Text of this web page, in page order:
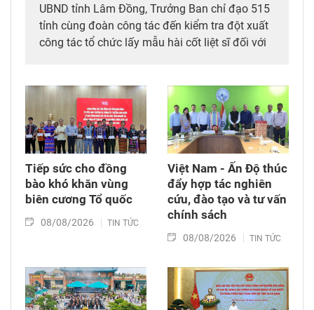
UBND tỉnh Lâm Đồng, Trưởng Ban chỉ đạo 515
tỉnh cùng đoàn công tác đến kiểm tra đột xuất
công tác tổ chức lấy mẫu hài cốt liệt sĩ đối với
thời tặng quà cho cán bộ, chiến sĩ tham gia
công tác lấy mẫu tại đây.
Tiếp sức cho đồng
bào khó khăn vùng
biên cương Tổ quốc
08/08/2026 TIN TỨC
Việt Nam - Ấn Độ thúc
đẩy hợp tác nghiên
cứu, đào tạo và tư vấn
chính sách
08/08/2026 TIN TỨC